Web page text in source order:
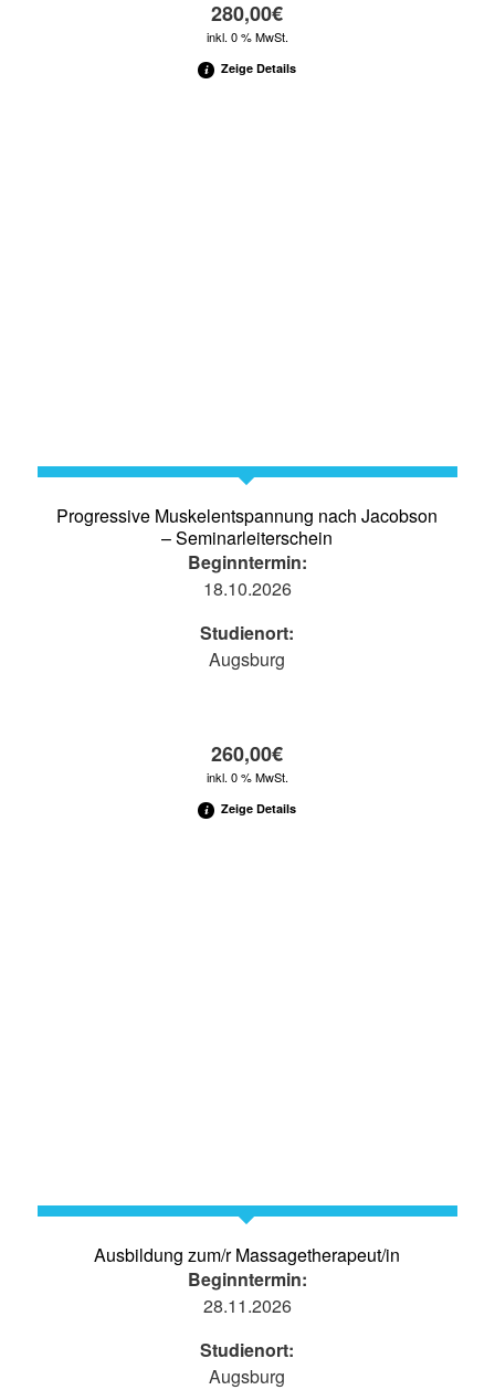
280,00€
inkl. 0 % MwSt.
Zeige Details
Progressive Muskelentspannung nach Jacobson
– Seminarleiterschein
Beginntermin:
18.10.2026
Studienort:
Augsburg
260,00€
inkl. 0 % MwSt.
Zeige Details
Ausbildung zum/r Massagetherapeut/in
Beginntermin:
28.11.2026
Studienort:
Augsburg